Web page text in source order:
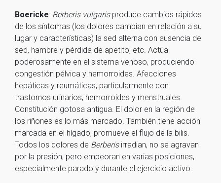
Boericke: Berberis vulgaris produce cambios rápidos
de los síntomas (los dolores cambian en relación a su
lugar y características) la sed alterna con ausencia de
sed, hambre y pérdida de apetito, etc. Actúa
poderosamente en el sistema venoso, produciendo
congestión pélvica y hemorroides. Afecciones
hepáticas y reumáticas, particularmente con
trastornos urinarios, hemorroides y menstruales.
Constitución gotosa antigua. El dolor en la región de
los riñones es lo más marcado. También tiene acción
marcada en el hígado, promueve el flujo de la bilis.
Todos los dolores de Berberisirradian, no se agravan
por la presión, pero empeoran en varias posiciones,
especialmente parado y durante el ejercicio activo.